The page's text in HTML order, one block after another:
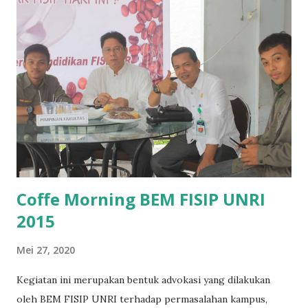
ingin membangun social enterprise? Bagaimana proses
pemberdayaan yang akan kita lakukan bersama masyarakat
untuk mendukung pemecahan masalah sosial tersebut? Apa
saja prinsip bisnis etis yang akan kita implementasikan?
Apakah kita bisa melihat kegiatan ini sebagai sesuatu yang
berkelanjutan dalam jangka panjang, atau hanya menjadi
proyek idealis saja? Akan seperti apakah dampak sosial dari
social enterprise kita ini? Nah, jika tertarik mulai
membangun ...
Coffe Morning BEM FISIP UNRI
2015
Mei 27, 2020
Kegiatan ini merupakan bentuk advokasi yang dilakukan
oleh BEM FISIP UNRI terhadap permasalahan kampus,